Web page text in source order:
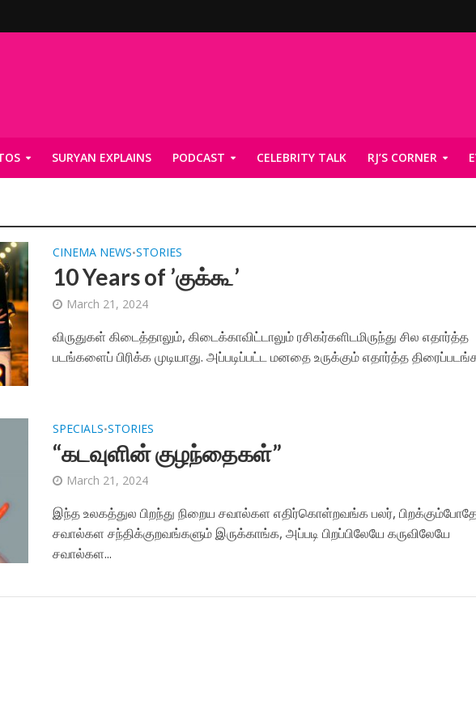
SURYAN EXPLAINS PODCAST CELEBRITY TALK RJ’S CORNER
CINEMA NEWS•STORIES
10 Years of ’குக்கூ’
March 21, 2024
விருதுகள் கிடைத்தாலும், கிடைக்காவிட்டாலும் ரசிகர்களிடமிருந்து சில எதார்த்த
படங்களைப் பிரிக்க முடியாது. அப்படிப்பட்ட மனதை உருக்கும் எதார்த்த
SPECIALS•STORIES
“கடவுளின் குழந்தைகள்”
March 21, 2024
இந்த உலகத்துல பிறந்து நிறைய சவால்கள எதிர்கொள்றவங்க பலர்,
சவால்கள சந்திக்குறவங்களும் இருக்காங்க, அப்படி பிறப்பிலேயே கருவிலேயே
சவால்கள...